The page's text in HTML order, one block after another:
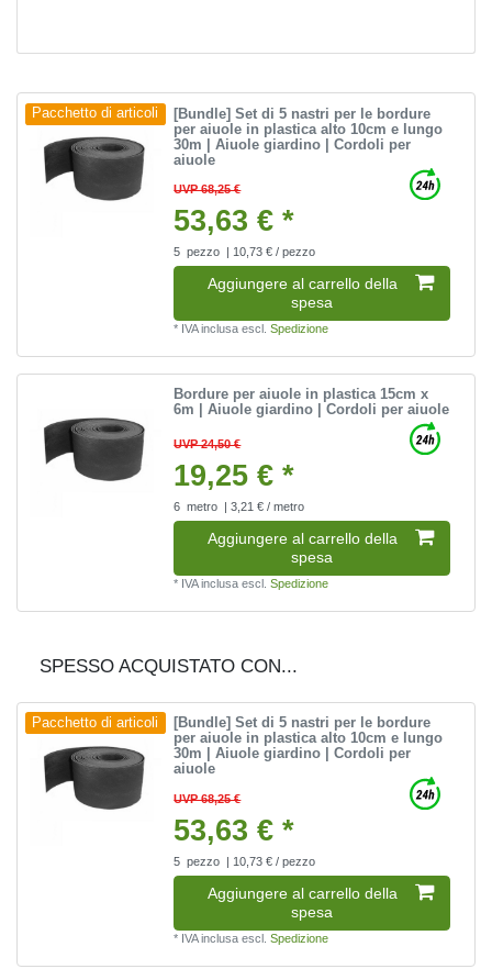
Pacchetto di articoli
[Bundle] Set di 5 nastri per le bordure
per aiuole in plastica alto 10cm e lungo
30m | Aiuole giardino | Cordoli per
aiuole
UVP 68,25 €
53,63 € *
5 pezzo | 10,73 € / pezzo
Aggiungere al carrello della
spesa
* IVA inclusa escl.Spedizione
Bordure per aiuole in plastica 15cm x
6m | Aiuole giardino | Cordoli per aiuole
UVP 24,50 €
19,25 € *
6 metro | 3,21 € / metro
Aggiungere al carrello della
spesa
* IVA inclusa escl.Spedizione
SPESSO ACQUISTATO CON...
Pacchetto di articoli
[Bundle] Set di 5 nastri per le bordure
per aiuole in plastica alto 10cm e lungo
30m | Aiuole giardino | Cordoli per
aiuole
UVP 68,25 €
53,63 € *
5 pezzo | 10,73 € / pezzo
Aggiungere al carrello della
spesa
* IVA inclusa escl.Spedizione